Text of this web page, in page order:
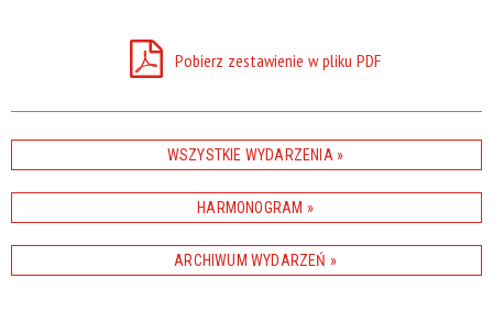
Pobierz zestawienie w pliku PDF
WSZYSTKIE WYDARZENIA
HARMONOGRAM
ARCHIWUM WYDARZEŃ